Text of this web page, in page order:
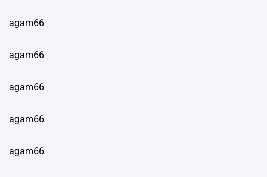
agam66
agam66
agam66
agam66
agam66